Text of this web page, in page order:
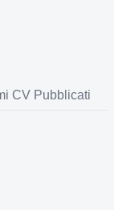
CV Pubblicati